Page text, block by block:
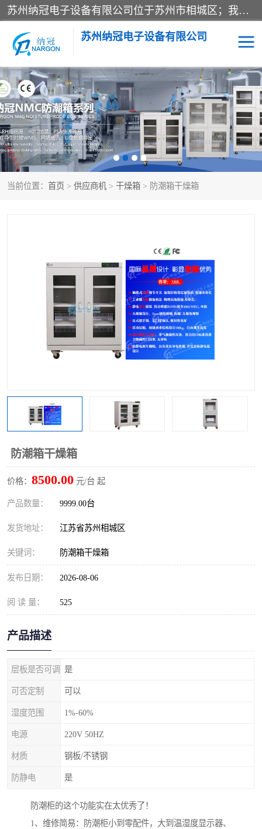
苏州纳冠电子设备有限公司位于苏州市相城区；我司依托国外先进技术结合国内用户的需求，为客户提供具有WMS功能的超低湿快速除湿电子防潮，压缩空气连续干燥柜、智能物料管理氮气储物柜、自制氮氮气柜、防潮氮气组合柜、不锈钢洁净氮气柜、洁净储物柜、石墨舟柜、亮灯导引丝网板存储柜、PCB柔性板气密干燥柜等
苏州纳冠电子设备有限公司
当前位置： 首页 > 供应商机 > 干燥箱 > 防潮箱干燥箱
防潮箱干燥箱
价格： 8500.00 元/台 起
产品数量： 9999.00台
发货地址： 江苏省苏州相城区
关键词： 防潮箱干燥箱
发布日期： 2026-08-06
阅 读 量： 525
产品描述
层板是否可调 是
可否定制 可以
湿度范围 1%-60%
电源 220V 50HZ
材质 钢板/不锈钢
防静电 是
防潮柜的这个功能实在太优秀了！
1、维修简易：防潮柜小到零配件，大到温湿度显示器、
电子防潮箱 氮气柜
智能料架 干燥箱